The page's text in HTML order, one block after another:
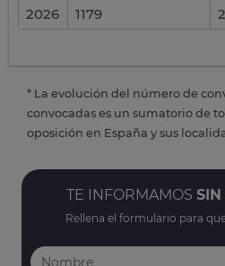
2026
1179
* La evolución del número de
convocadas es un sumatorio de
oposición en España y sus
TE INFORMAMOS
Rellena el formulario para